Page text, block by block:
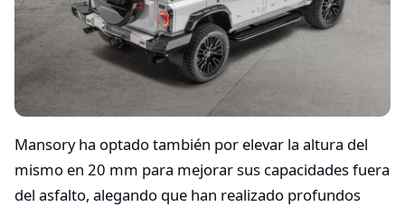
Mansory ha optado también por elevar la altura del
mismo en 20 mm para mejorar sus capacidades fuera
del asfalto, alegando que han realizado profundos